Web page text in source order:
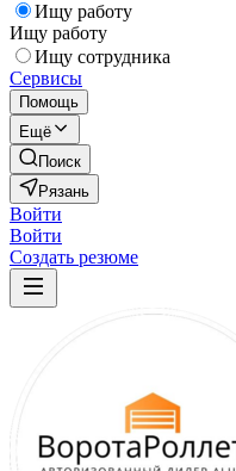
Ищу работу
Ищу работу
Ищу сотрудника
Сервисы
Помощь
Ещё
Поиск
Рязань
Войти
Войти
Создать резюме